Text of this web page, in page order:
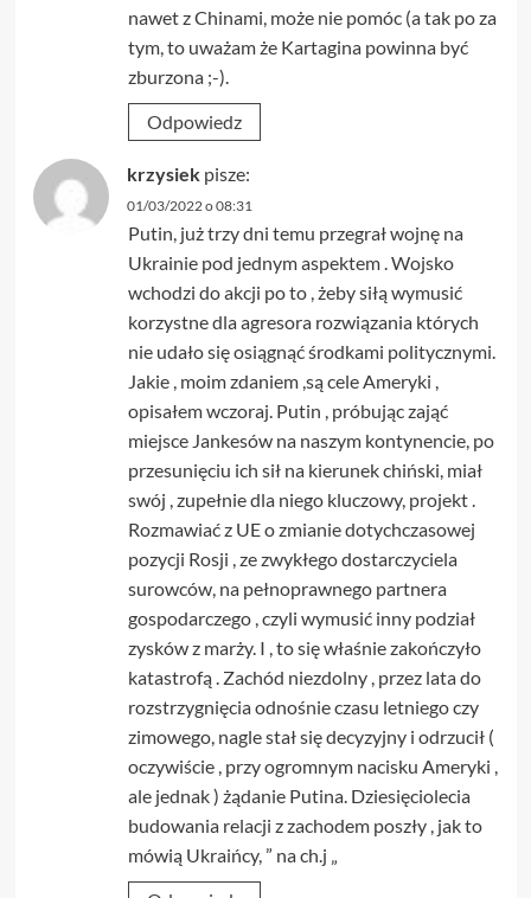
nawet z Chinami, może nie pomóc (a tak po za
tym, to uważam że Kartagina powinna być
zburzona ;-).
Odpowiedz
krzysiek pisze:
01/03/2022 o 08:31
Putin, już trzy dni temu przegrał wojnę na
Ukrainie pod jednym aspektem . Wojsko
wchodzi do akcji po to , żeby siłą wymusić
korzystne dla agresora rozwiązania których
nie udało się osiągnąć środkami politycznymi.
Jakie , moim zdaniem ,są cele Ameryki ,
opisałem wczoraj. Putin , próbując zająć
miejsce Jankesów na naszym kontynencie, po
przesunięciu ich sił na kierunek chiński, miał
swój , zupełnie dla niego kluczowy, projekt .
Rozmawiać z UE o zmianie dotychczasowej
pozycji Rosji , ze zwykłego dostarczyciela
surowców, na pełnoprawnego partnera
gospodarczego , czyli wymusić inny podział
zysków z marży. I , to się właśnie zakończyło
katastrofą . Zachód niezdolny , przez lata do
rozstrzygnięcia odnośnie czasu letniego czy
zimowego, nagle stał się decyzyjny i odrzucił (
oczywiście , przy ogromnym nacisku Ameryki ,
ale jednak ) żądanie Putina. Dziesięciolecia
budowania relacji z zachodem poszły , jak to
mówią Ukraińcy, ” na ch.j „